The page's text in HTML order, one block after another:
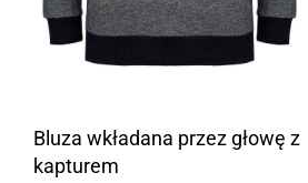
Bluza wkładana przez głowę z
kapturem